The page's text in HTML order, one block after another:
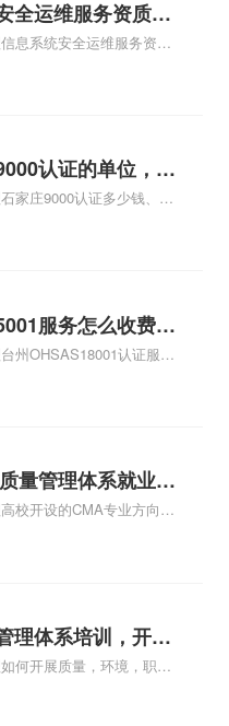
省市场的工业iso体系
证书，均按照...
全运维服务资质二
息系统安全运维服
息系统安全运维服务资质
哪些、安全运维服务资质
认证知识，详情可查看下
认证的单位，石
证的公司
家庄9000认证多少钱、石
格多少钱、石家庄9000认
服务怎么收费，
认证服务怎么收
州OHSAS18001认证服务
宜、台州ISO9000认证，
什么相关iso体系认证知
下方正文！
量管理体系就业方
理与认证就业方向
校开设的CMA专业方向未
业方向如何、cma就业方
看下方正文！
理体系培训，开展
系五大过程培训
何开展质量，环境，职业
系培训、营销部如何开展